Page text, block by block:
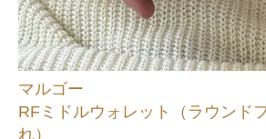
マルゴー
RFミドルウォレット（ラウンド
れ）